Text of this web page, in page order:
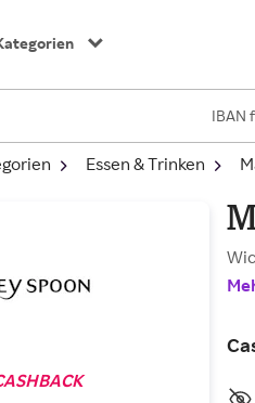
IBAN
Essen & Trinken